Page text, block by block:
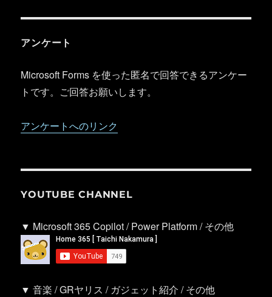
アンケート
Microsoft Forms を使った匿名で回答できるアンケー
トです。ご回答お願いします。
アンケートへのリンク
YOUTUBE CHANNEL
▼ Microsoft 365 Copilot / Power Platform / その他
▼ 音楽 / GRヤリス / ガジェット紹介 / その他